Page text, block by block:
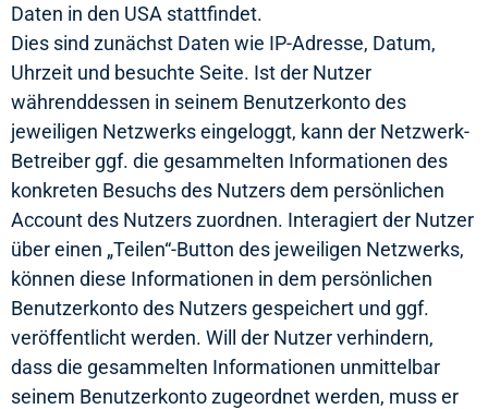
Daten in den USA stattfindet.
Dies sind zunächst Daten wie IP-Adresse, Datum,
Uhrzeit und besuchte Seite. Ist der Nutzer
währenddessen in seinem Benutzerkonto des
jeweiligen Netzwerks eingeloggt, kann der Netzwerk-
Betreiber ggf. die gesammelten Informationen des
konkreten Besuchs des Nutzers dem persönlichen
Account des Nutzers zuordnen. Interagiert der Nutzer
über einen „Teilen“-Button des jeweiligen Netzwerks,
können diese Informationen in dem persönlichen
Benutzerkonto des Nutzers gespeichert und ggf.
veröffentlicht werden. Will der Nutzer verhindern,
dass die gesammelten Informationen unmittelbar
seinem Benutzerkonto zugeordnet werden, muss er